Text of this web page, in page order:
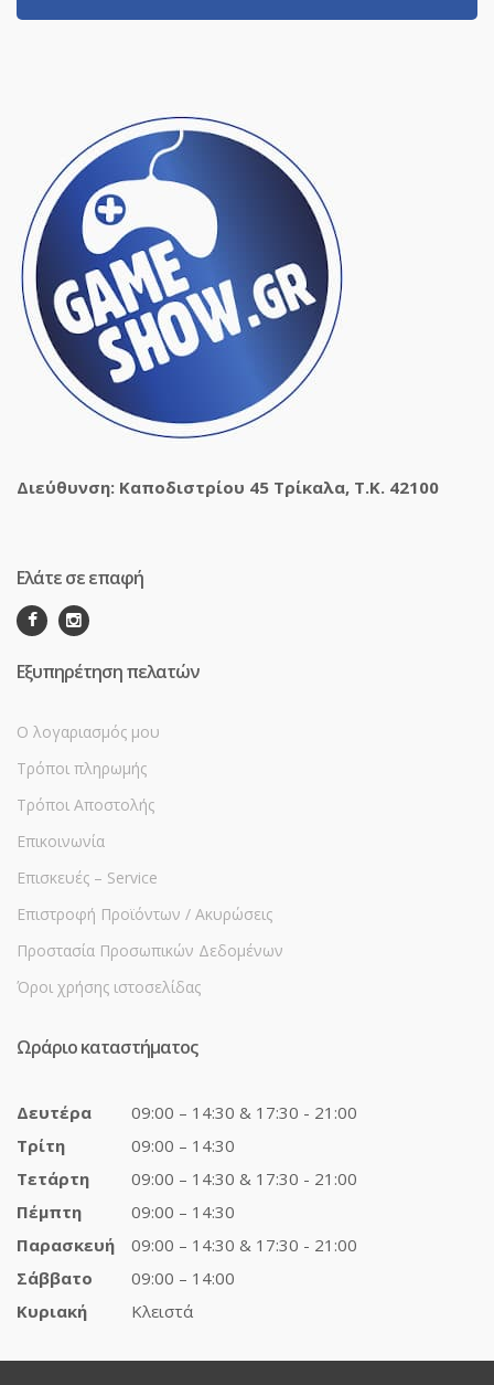
Διεύθυνση: Καποδιστρίου 45 Τρίκαλα, Τ.Κ. 42100
Ελάτε σε επαφή
Εξυπηρέτηση πελατών
Ο λογαριασμός μου
Τρόποι πληρωμής
Τρόποι Αποστολής
Επικοινωνία
Επισκευές – Service
Επιστροφή Προϊόντων / Ακυρώσεις
Προστασία Προσωπικών Δεδομένων
Όροι χρήσης ιστοσελίδας
Ωράριο καταστήματος
Δευτέρα
09:00 – 14:30 & 17:30 - 21:00
Τρίτη
09:00 – 14:30
Τετάρτη
09:00 – 14:30 & 17:30 - 21:00
Πέμπτη
09:00 – 14:30
Παρασκευή
09:00 – 14:30 & 17:30 - 21:00
Σάββατο
09:00 – 14:00
Κυριακή
Κλειστά